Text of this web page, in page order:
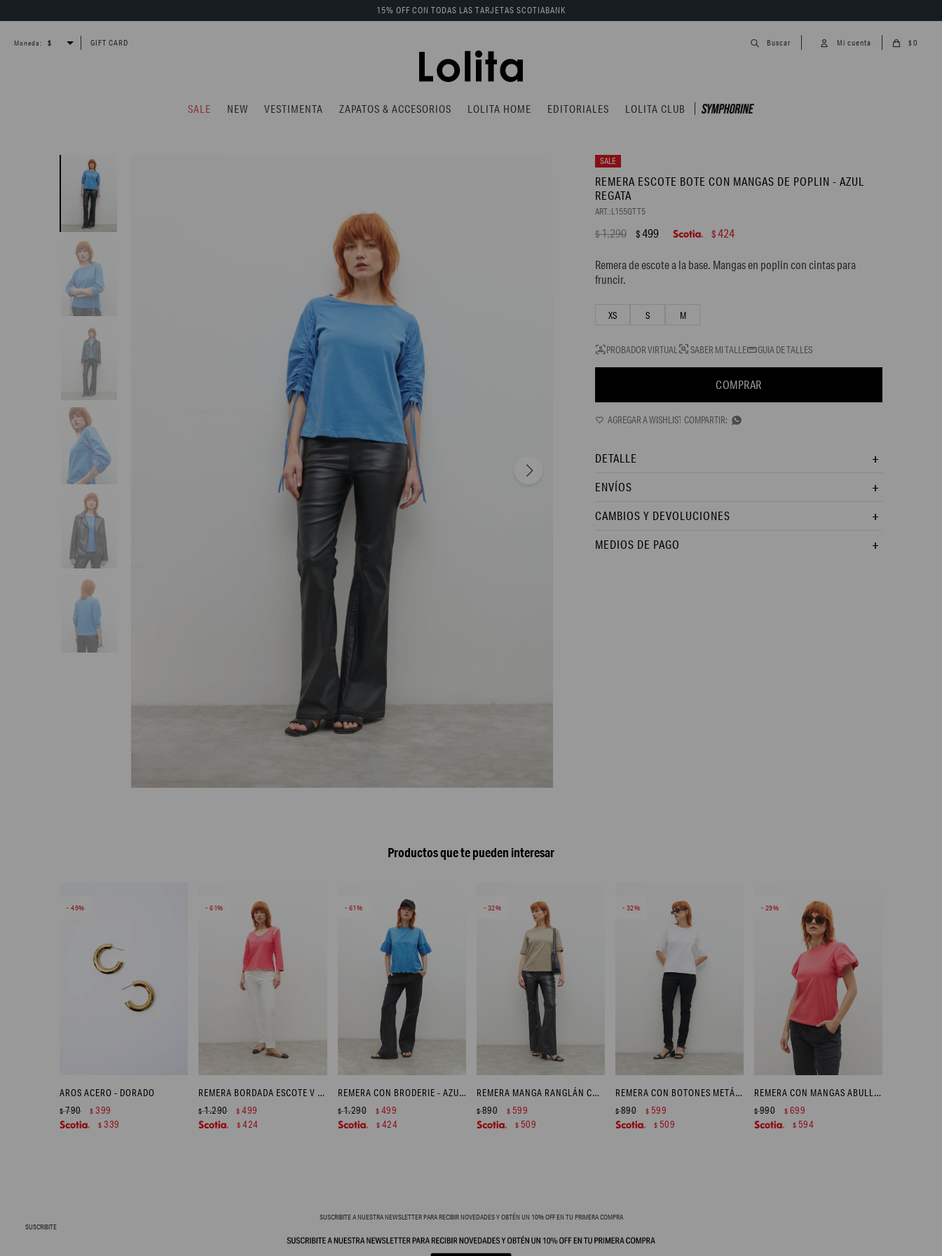
SALE NEW VESTIMENTA ZAPATOS & ACCESORIOS LOLITA HOME EDITORIALES LOLITA CLUB
$ 0
15% OFF CON TODAS LAS TARJETAS SCOTIABANK
Moneda: GIFT CARD
REMERA ESCOTE BOTE CON MANGAS DE POPLIN - AZUL
REGATA
L155GTT5
$1.290 $499 $424
Remera de escote a la base. Mangas en poplin con cintas para
fruncir.
XS S M
PROBADOR VIRTUAL SABER MI TALLE GUIA DE TALLES
COMPRAR

DETALLE
ENVÍOS
CAMBIOS Y DEVOLUCIONES
MEDIOS DE PAGO
Productos que te pueden interesar
49
AROS ACERO - DORADO
$790 $ 399
$ 339
61
REMERA BORDADA ESCOTE V - FUCSIA
$1.290 $ 499
$ 424
61
REMERA CON BRODERIE - AZUL REGATA
$1.290 $ 499
$ 424
32
REMERA MANGA RANGLÁN CON BOTÓN EN PUÑO - VERDE OLIVA
$890 $ 599
$ 509
32
REMERA CON BOTONES METÁLICOS - BLANCO
$890 $ 599
$ 509
29
REMERA CON MANGAS ABULLONADAS - FUCSIA
$990 $ 699
$ 594
SUSCRIBITE A NUESTRA NEWSLETTER PARA RECIBIR NOVEDADES Y OBTÉN UN 10% OFF EN TU PRIMERA COMPRA
SUSCRIBITE